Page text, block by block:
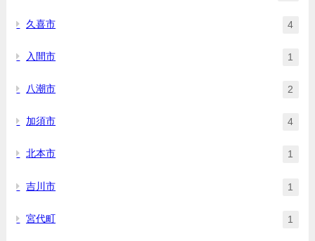
久喜市 4
入間市 1
八潮市 2
加須市 4
北本市 1
吉川市 1
宮代町 1